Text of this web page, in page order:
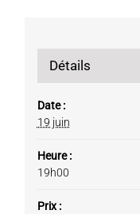
Détails
Date :
19 juin
Heure :
19h00
Prix :